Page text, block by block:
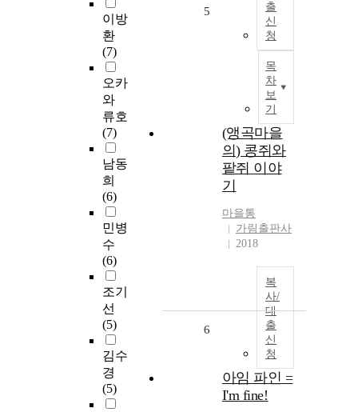
이방
환
(7)
오카
와
류호
(7)
남동
희
(6)
민병
수
(6)
조기
선
(5)
김수
경
(5)
출
신
청
목
차
보
기
5
(앵곡마을
의) 콩쥐와
팥쥐 이야
기
마을통
가림출판사
2018
복
사/
대
출
신
청
6
아임 파인 =
I'm fine!